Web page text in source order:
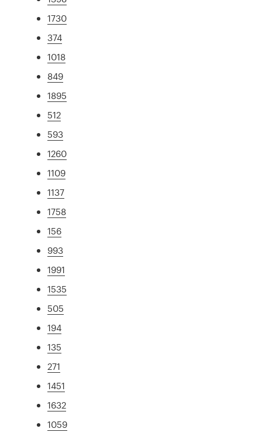
1730
374
1018
849
1895
512
593
1260
1109
1137
1758
156
993
1991
1535
505
194
135
271
1451
1632
1059